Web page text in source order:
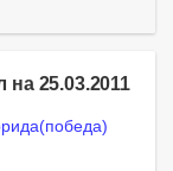
25.03.2011